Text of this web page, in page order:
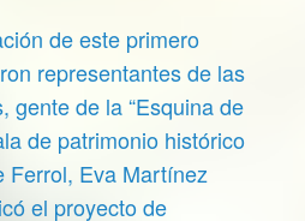
de este primero
representantes de las
gente de la “Esquina de
de patrimonio histórico
Ferrol, Eva Martínez
el proyecto de